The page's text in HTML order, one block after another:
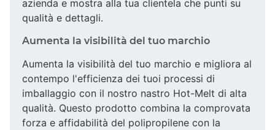
azienda e mostra alla tua clientela che punti su
qualità e dettagli.
Aumenta la visibilità del tuo marchio
Aumenta la visibilità del tuo marchio e migliora al
contempo l'efficienza dei tuoi processi di
imballaggio con il nostro nastro Hot-Melt di alta
qualità. Questo prodotto combina la comprovata
forza e affidabilità del polipropilene con la